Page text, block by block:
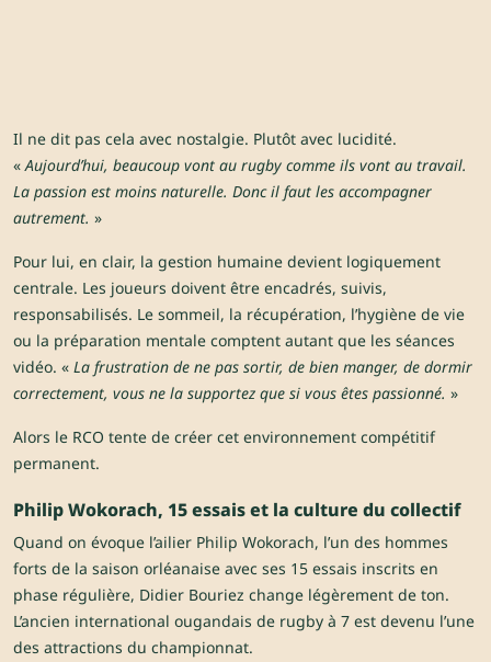
Il ne dit pas cela avec nostalgie. Plutôt avec lucidité.
«Aujourd’hui, beaucoup vont au rugby comme ils vont au travail.
La passion est moins naturelle. Donc il faut les accompagner
autrement. »
Pour lui, en clair, la gestion humaine devient logiquement
centrale. Les joueurs doivent être encadrés, suivis,
responsabilisés. Le sommeil, la récupération, l’hygiène de vie
ou la préparation mentale comptent autant que les séances
vidéo. « La frustration de ne pas sortir, de bien manger, de dormir
correctement, vous ne la supportez que si vous êtes passionné. »
Alors le RCO tente de créer cet environnement compétitif
permanent.
Philip Wokorach, 15 essais et la culture du collectif
Quand on évoque l’ailier Philip Wokorach, l’un des hommes
forts de la saison orléanaise avec ses 15 essais inscrits en
phase régulière, Didier Bouriez change légèrement de ton.
L’ancien international ougandais de rugby à 7 est devenu l’une
des attractions du championnat.